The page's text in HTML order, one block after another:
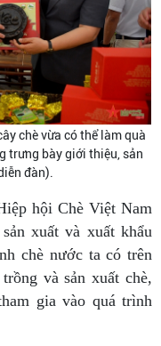
chè vừa có thể làm quà
trưng bày giới thiệu, sản
đàn).
hội Chè Việt Nam
xuất và xuất khẩu
chè nước ta có trên
và sản xuất chè,
gia vào quá trình